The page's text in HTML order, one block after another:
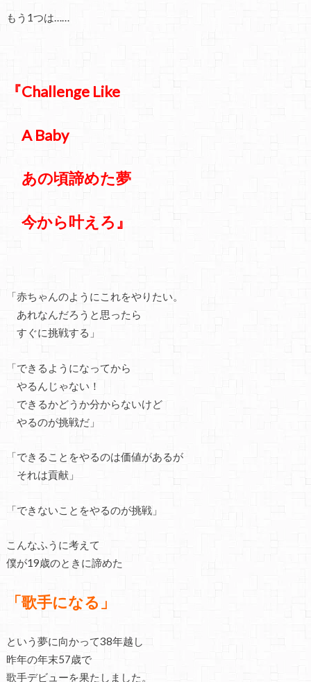
もう1つは……
『Challenge Like
A Baby
あの頃諦めた夢
今から叶えろ』
「赤ちゃんのようにこれをやりたい。
あれなんだろうと思ったら
すぐに挑戦する」
「できるようになってから
やるんじゃない！
できるかどうか分からないけど
やるのが挑戦だ」
「できることをやるのは価値があるが
それは貢献」
「できないことをやるのが挑戦」
こんなふうに考えて
僕が19歳のときに諦めた
「歌手になる」
という夢に向かって38年越し
昨年の年末57歳で
歌手デビューを果たしました。